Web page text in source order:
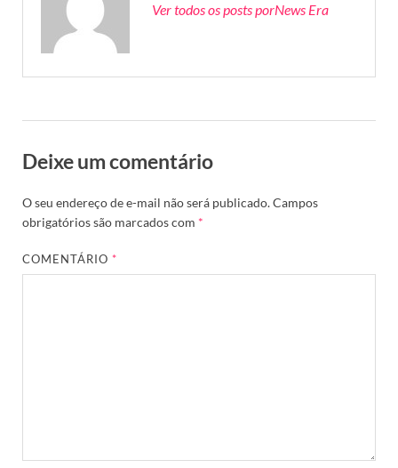
Ver todos os posts porNews Era
Deixe um comentário
O seu endereço de e-mail não será publicado.Campos
obrigatórios são marcados com *
COMENTÁRIO*